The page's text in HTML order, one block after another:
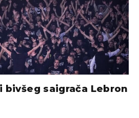
bivšeg saigrača Lebron